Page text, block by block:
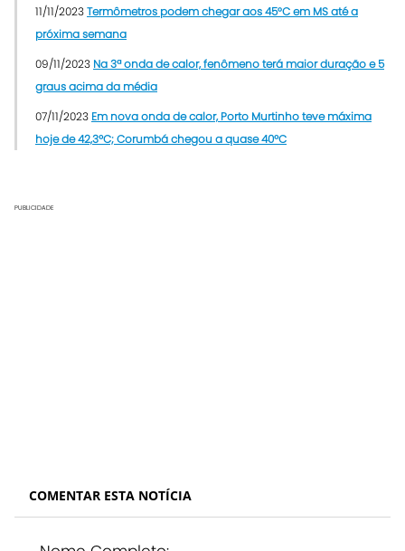
11/11/2023Termômetros podem chegar aos 45°C em MS até a
próxima semana
09/11/2023 Na 3ª onda de calor, fenômeno terá maior duração e 5
graus acima da média
07/11/2023 Em nova onda de calor, Porto Murtinho teve máxima
hoje de 42,3ºC; Corumbá chegou a quase 40ºC
PUBLICIDADE
COMENTAR ESTA NOTÍCIA